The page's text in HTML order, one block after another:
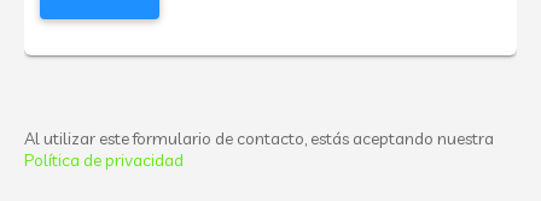
Al utilizar este formulario de contacto, estás aceptando nuestra
Política de privacidad